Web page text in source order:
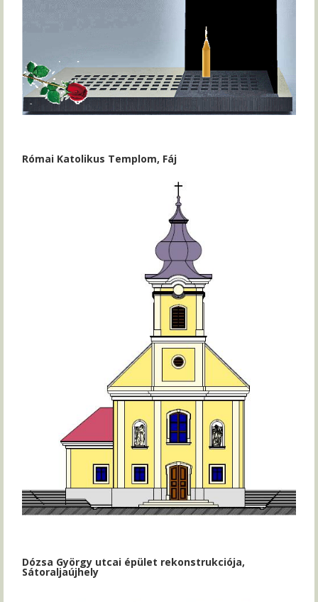
Római Katolikus Templom, Fáj
Dózsa György utcai épület rekonstrukciója,
Sátoraljaújhely